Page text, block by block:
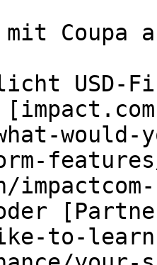
Coupa
USD-
to-